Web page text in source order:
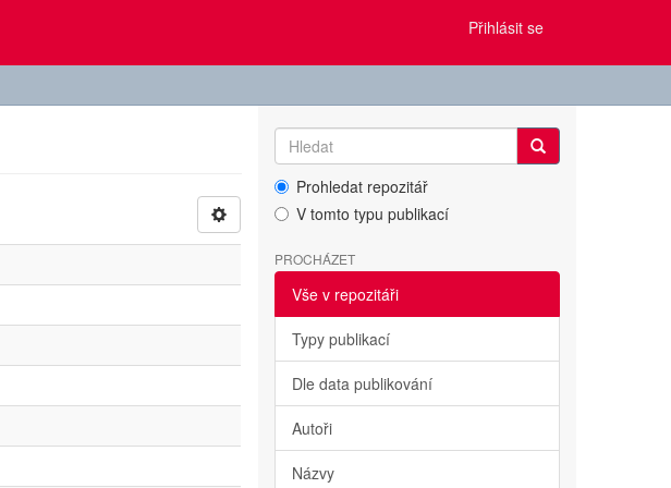
Přihlásit se
Prohledat repozitář
V tomto typu publikací
PROCHÁZET
Vše v repozitáři
Typy publikací
Dle data publikování
Autoři
Názvy